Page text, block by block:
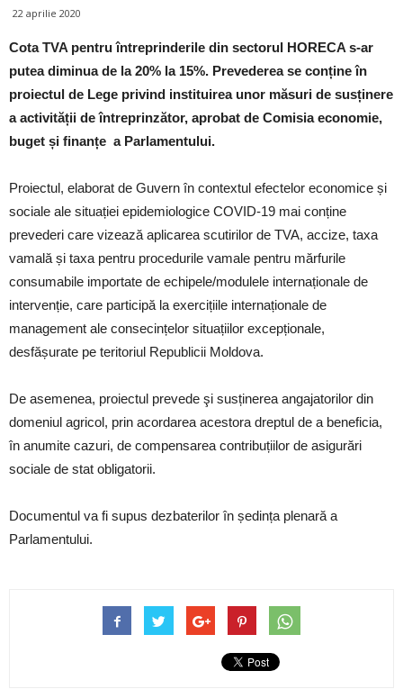
22 aprilie 2020
Cota TVA pentru întreprinderile din sectorul HORECA s-ar
putea diminua de la 20% la 15%. Prevederea se conține în
proiectul de Lege privind instituirea unor măsuri de susținere
a activității de întreprinzător, aprobat de Comisia economie,
buget și finanțe a Parlamentului.
Proiectul, elaborat de Guvern în contextul efectelor economice și
sociale ale situației epidemiologice COVID-19 mai conține
prevederi care vizează aplicarea scutirilor de TVA, accize, taxa
vamală și taxa pentru procedurile vamale pentru mărfurile
consumabile importate de echipele/modulele internaționale de
intervenție, care participă la exercițiile internaționale de
management ale consecințelor situațiilor excepționale,
desfășurate pe teritoriul Republicii Moldova.
De asemenea, proiectul prevede şi susținerea angajatorilor din
domeniul agricol, prin acordarea acestora dreptul de a beneficia,
în anumite cazuri, de compensarea contribuțiilor de asigurări
sociale de stat obligatorii.
Documentul va fi supus dezbaterilor în ședința plenară a
Parlamentului.